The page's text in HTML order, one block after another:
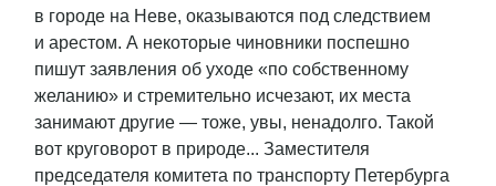
в городе на Неве, оказываются под следствием
и арестом. А некоторые чиновники поспешно
пишут заявления об уходе «по собственному
желанию» и стремительно исчезают, их места
занимают другие — тоже, увы, ненадолго. Такой
вот круговорот в природе... Заместителя
председателя комитета по транспорту Петербурга